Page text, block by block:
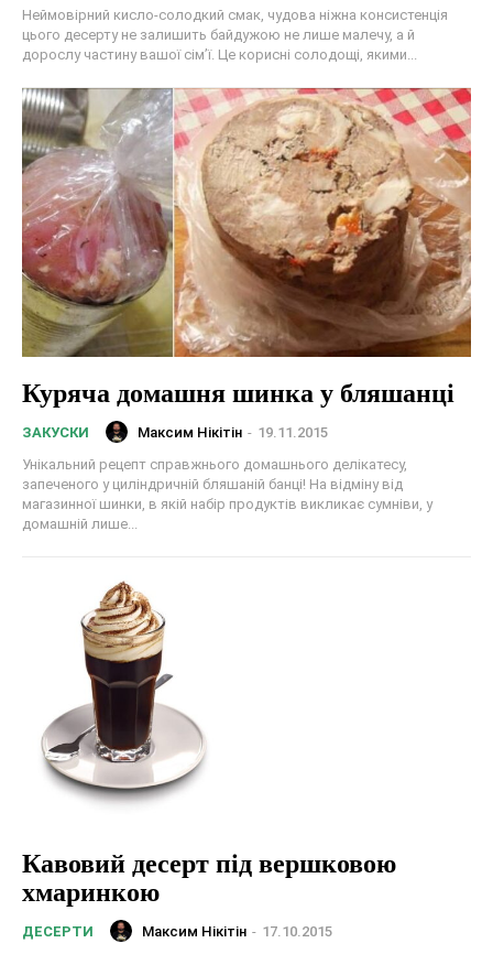
Неймовірний кисло-солодкий смак, чудова ніжна консистенція
цього десерту не залишить байдужою не лише малечу, а й
дорослу частину вашої сім’ї. Це корисні солодощі, якими...
Куряча домашня шинка у бляшанці
ЗАКУСКИ Максим Нікітін - 19.11.2015
Унікальний рецепт справжнього домашнього делікатесу,
запеченого у циліндричній бляшаній банці! На відміну від
магазинної шинки, в якій набір продуктів викликає сумніви, у
домашній лише...
Кавовий десерт під вершковою
хмаринкою
ДЕСЕРТИ Максим Нікітін - 17.10.2015